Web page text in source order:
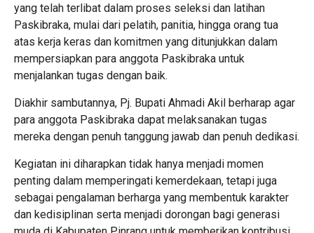
yang telah terlibat dalam proses seleksi dan latihan
Paskibraka, mulai dari pelatih, panitia, hingga orang tua
atas kerja keras dan komitmen yang ditunjukkan dalam
mempersiapkan para anggota Paskibraka untuk
menjalankan tugas dengan baik.
Diakhir sambutannya, Pj. Bupati Ahmadi Akil berharap agar
para anggota Paskibraka dapat melaksanakan tugas
mereka dengan penuh tanggung jawab dan penuh dedikasi.
Kegiatan ini diharapkan tidak hanya menjadi momen
penting dalam memperingati kemerdekaan, tetapi juga
sebagai pengalaman berharga yang membentuk karakter
dan kedisiplinan serta menjadi dorongan bagi generasi